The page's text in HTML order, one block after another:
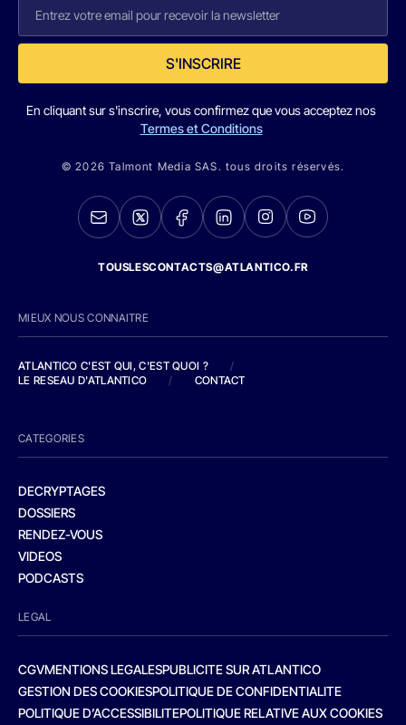
S'INSCRIRE
En cliquant sur s'inscrire, vous confirmez que vous acceptez nos
Termes et Conditions
© 2026 Talmont Media SAS. tous droits réservés.
TOUSLESCONTACTS@ATLANTICO.FR
MIEUX NOUS CONNAITRE
ATLANTICO C'EST QUI, C'EST QUOI ?
/
LE RESEAU D'ATLANTICO
/ CONTACT
CATEGORIES
DECRYPTAGES
DOSSIERS
RENDEZ-VOUS
VIDEOS
PODCASTS
LEGAL
CGVMENTIONS LEGALESPUBLICITE SUR ATLANTICO
GESTION DES COOKIESPOLITIQUE DE CONFIDENTIALITE
POLITIQUE D’ACCESSIBILITEPOLITIQUE RELATIVE AUX COOKIES